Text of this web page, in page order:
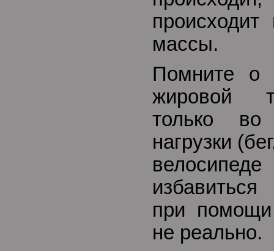
массы.
Помните о
жировой
только
нагрузки
при помощи
не реально.